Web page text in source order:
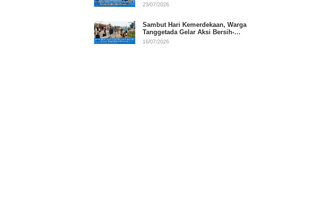
RI
23/07/2026
Sambut Hari Kemerdekaan, Warga
Tanggetada Gelar Aksi Bersih-
Bersih Desa
16/07/2026